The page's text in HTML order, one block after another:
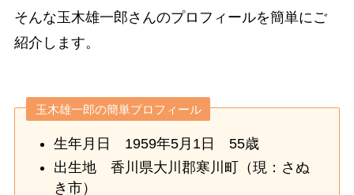
そんな玉木雄一郎さんのプロフィールを簡単にご
紹介します。
玉木雄一郎の簡単プロフィール
生年月日 1959年5月1日 55歳
出生地 香川県大川郡寒川町（現：さぬ
き市）